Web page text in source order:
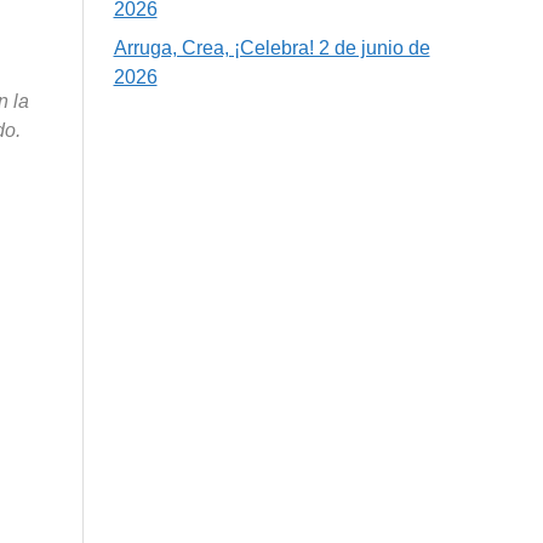
la
2026
Arruga, Crea, ¡Celebra! 2 de junio de
2026